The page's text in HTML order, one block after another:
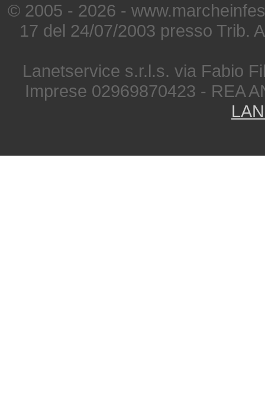
© 2005 - 2026 -
17 del 24/07/2003 presso Trib.
Lanetservice s.r.l.s. via Fabio
Imprese 02969870423 - REA